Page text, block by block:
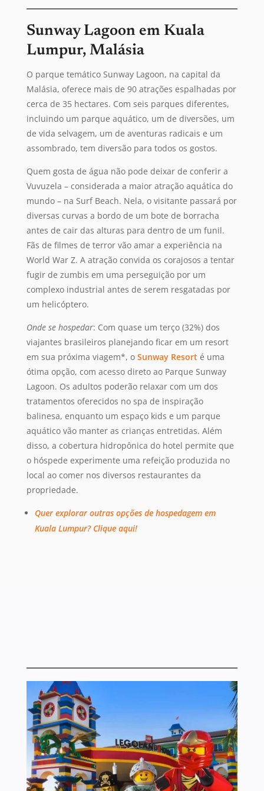
Sunway Lagoon em Kuala
Lumpur, Malásia
O parque temático Sunway Lagoon, na capital da
Malásia, oferece mais de 90 atrações espalhadas por
cerca de 35 hectares. Com seis parques diferentes,
incluindo um parque aquático, um de diversões, um
de vida selvagem, um de aventuras radicais e um
assombrado, tem diversão para todos os gostos.
Quem gosta de água não pode deixar de conferir a
Vuvuzela – considerada a maior atração aquática do
mundo – na Surf Beach. Nela, o visitante passará por
diversas curvas a bordo de um bote de borracha
antes de cair das alturas para dentro de um funil.
Fãs de filmes de terror vão amar a experiência na
World War Z. A atração convida os corajosos a tentar
fugir de zumbis em uma perseguição por um
complexo industrial antes de serem resgatadas por
um helicóptero.
Onde se hospedar: Com quase um terço (32%) dos
viajantes brasileiros planejando ficar em um resort
em sua próxima viagem*, o Sunway Resort é uma
ótima opção, com acesso direto ao Parque Sunway
Lagoon. Os adultos poderão relaxar com um dos
tratamentos oferecidos no spa de inspiração
balinesa, enquanto um espaço kids e um parque
aquático vão manter as crianças entretidas. Além
disso, a cobertura hidropônica do hotel permite que
o hóspede experimente uma refeição produzida no
local ao comer nos diversos restaurantes da
propriedade.
Quer explorar outras opções de hospedagem em
Kuala Lumpur? Clique aqui!